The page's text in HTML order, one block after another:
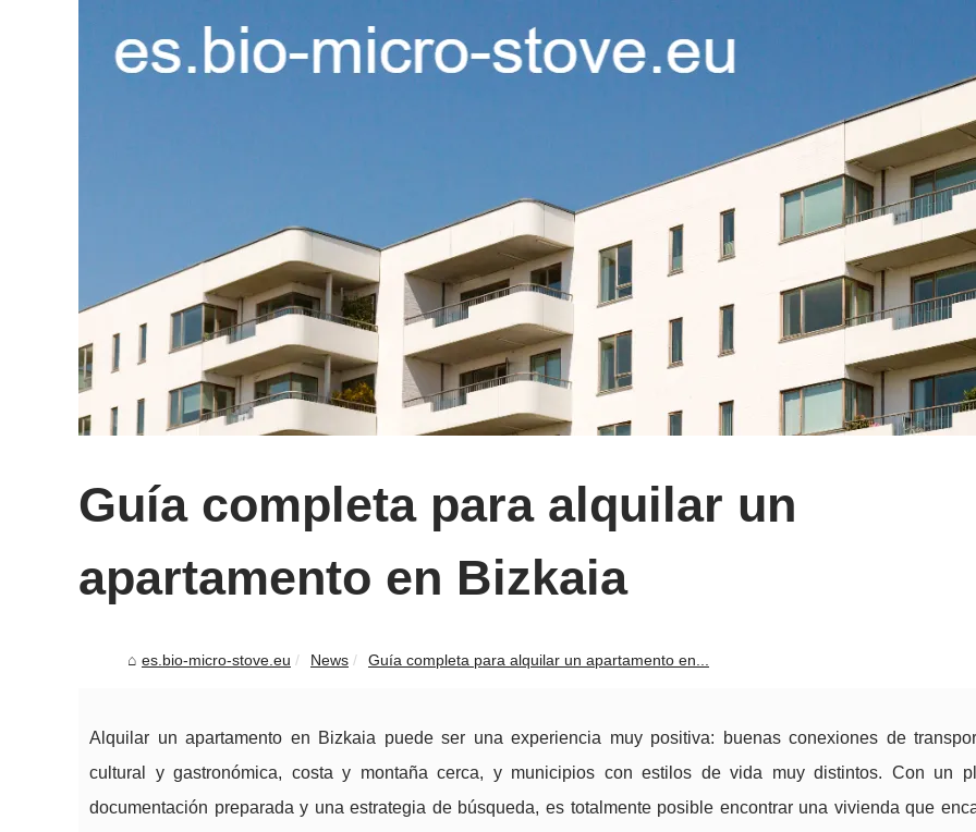
Guía completa para alquilar un
apartamento en Bizkaia
es.bio-micro-stove.eu News Guía completa para alquilar un apartamento en...
Alquilar un apartamento en Bizkaia puede ser una experiencia muy positiva: buenas conexiones de
cultural y gastronómica, costa y montaña cerca, y municipios con estilos de vida muy distintos. Con un
documentación preparada y una estrategia de búsqueda, es totalmente posible encontrar una vivienda que